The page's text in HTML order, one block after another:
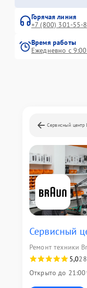
Горячая линия
+7 (800) 301-55-
Время работы
Ежедневно с
Сервисный центр
Сервисный
Ремонт техники
5,0
Открыто до 21:00